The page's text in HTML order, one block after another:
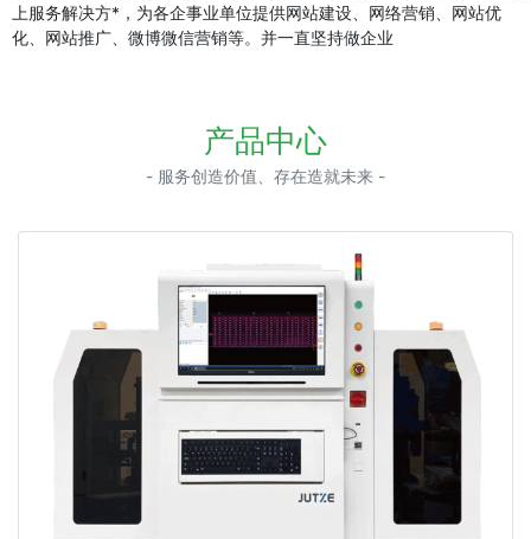
上服务解决方*，为各企事业单位提供网站建设、网络营销、网站优
化、网站推广、微博微信营销等。并一直坚持做企业
产品中心
- 服务创造价值、存在造就未来 -